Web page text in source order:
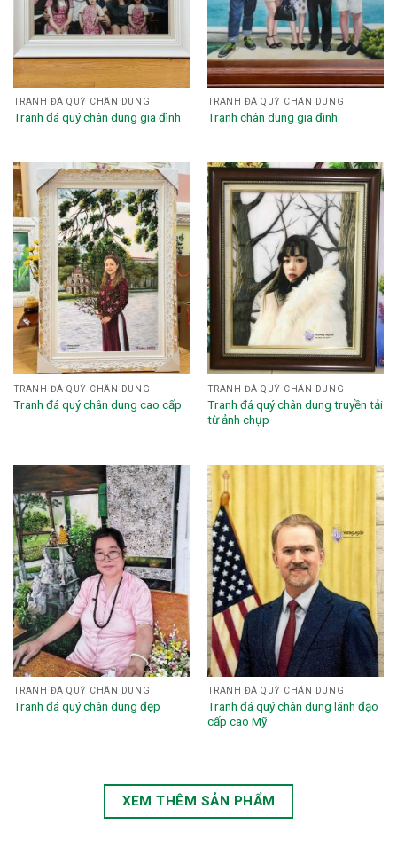
TRANH ĐÁ QUÝ CHÂN DUNG
Tranh đá quý chân dung gia đình
TRANH ĐÁ QUÝ CHÂN DUNG
Tranh chân dung gia đình
TRANH ĐÁ QUÝ CHÂN DUNG
Tranh đá quý chân dung cao cấp
TRANH ĐÁ QUÝ CHÂN DUNG
Tranh đá quý chân dung truyền tải
từ ảnh chụp
TRANH ĐÁ QUÝ CHÂN DUNG
Tranh đá quý chân dung đẹp
TRANH ĐÁ QUÝ CHÂN DUNG
Tranh đá quý chân dung lãnh đạo
cấp cao Mỹ
XEM THÊM SẢN PHẨM